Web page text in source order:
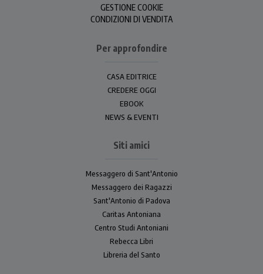
GESTIONE COOKIE
CONDIZIONI DI VENDITA
Per approfondire
CASA EDITRICE
CREDERE OGGI
EBOOK
NEWS & EVENTI
Siti amici
Messaggero di Sant'Antonio
Messaggero dei Ragazzi
Sant'Antonio di Padova
Caritas Antoniana
Centro Studi Antoniani
Rebecca Libri
Libreria del Santo